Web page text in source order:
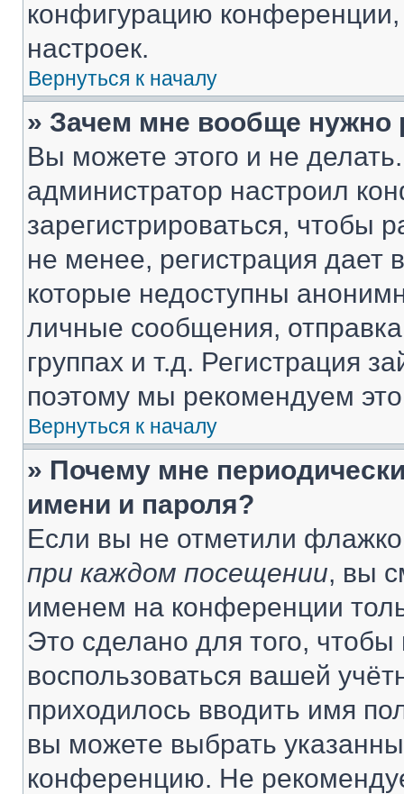
конфигурацию
настроек.
Вернуться к началу
» Зачем мне вообще нужно
Вы можете этого и не
администратор настроил
зарегистрироваться, чтобы
не менее, регистрация
которые недоступны
личные сообщения,
группах и т.д. Регистрация
поэтому мы рекомендуем
Вернуться к началу
» Почему мне
имени и пароля?
Если вы не отметили
при каждом посещении, вы
именем на конференции
Это сделано для того, чтобы
воспользоваться вашей
приходилось вводить имя
вы можете выбрать
конференцию. Не